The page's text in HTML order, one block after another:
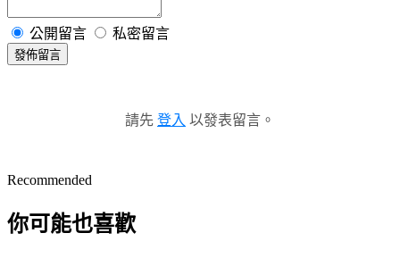
公開留言 私密留言
發佈留言
請先 登入 以發表留言。
Recommended
你可能也喜歡